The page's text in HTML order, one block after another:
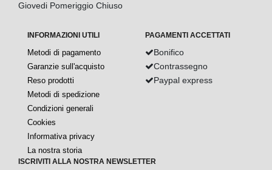
Giovedi Pomeriggio Chiuso
INFORMAZIONI UTILI
Metodi di pagamento
Garanzie sull'acquisto
Reso prodotti
Metodi di spedizione
Condizioni generali
Cookies
Informativa privacy
La nostra storia
PAGAMENTI ACCETTATI
Bonifico
Contrassegno
Paypal express
ISCRIVITI ALLA NOSTRA NEWSLETTER